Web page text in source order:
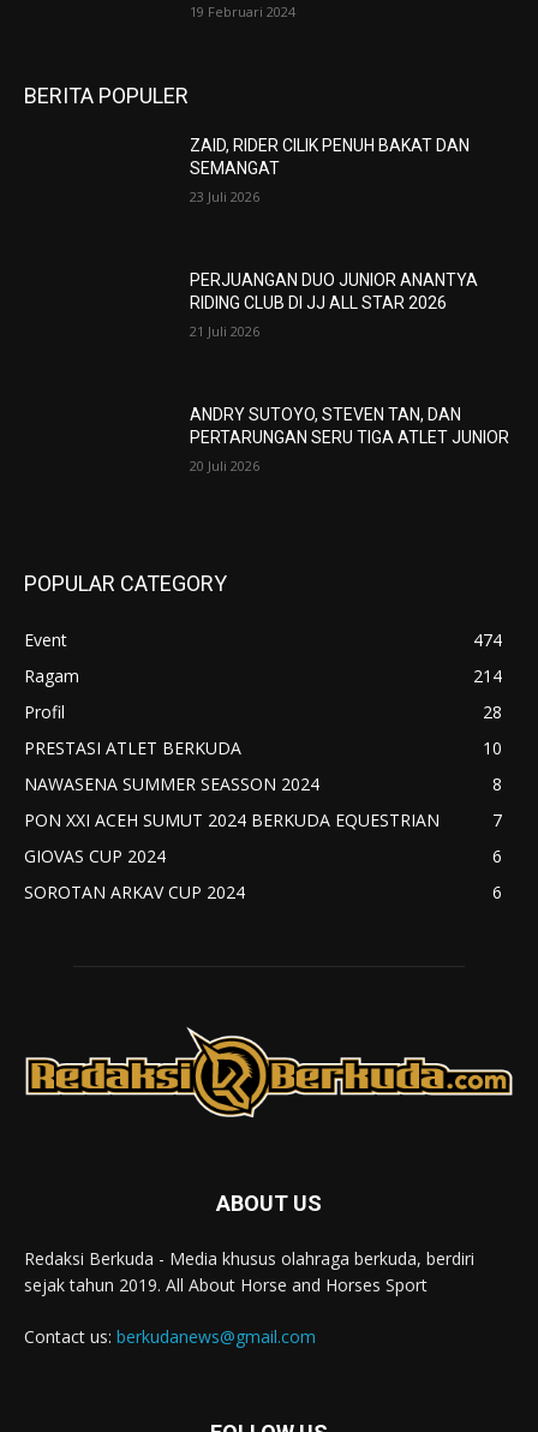
19 Februari 2024
BERITA POPULER
ZAID, RIDER CILIK PENUH BAKAT DAN
SEMANGAT
23 Juli 2026
PERJUANGAN DUO JUNIOR ANANTYA
RIDING CLUB DI JJ ALL STAR 2026
21 Juli 2026
ANDRY SUTOYO, STEVEN TAN, DAN
PERTARUNGAN SERU TIGA ATLET JUNIOR
20 Juli 2026
POPULAR CATEGORY
Event
474
Ragam
214
Profil
28
PRESTASI ATLET BERKUDA
10
NAWASENA SUMMER SEASSON 2024
8
PON XXI ACEH SUMUT 2024 BERKUDA EQUESTRIAN
7
GIOVAS CUP 2024
6
SOROTAN ARKAV CUP 2024
6
ABOUT US
Redaksi Berkuda - Media khusus olahraga berkuda, berdiri
sejak tahun 2019. All About Horse and Horses Sport
Contact us: berkudanews@gmail.com